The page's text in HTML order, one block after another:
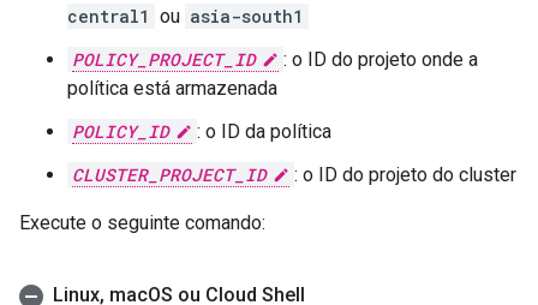
central1 ou asia-south1
POLICY_PROJECT_ID
: o ID do projeto onde a
política está armazenada
POLICY_ID
: o ID da política
CLUSTER_PROJECT_ID
: o ID do projeto do cluster
Execute o seguinte comando:
Linux, macOS ou Cloud Shell